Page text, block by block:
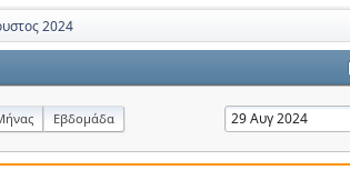
2024
Εβδομάδα